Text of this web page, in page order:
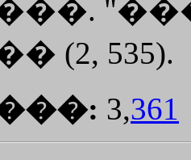
(2, 535).
3,361